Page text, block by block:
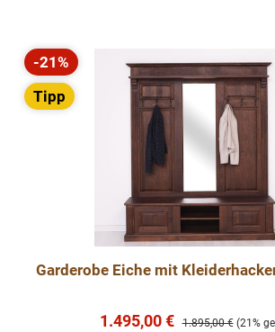
Rabatt
-21%
Tipp
Garderobe Eiche mit
Verkaufspreis:
1.495,00 € Regulärer Preis:
1.895,00 € (21%